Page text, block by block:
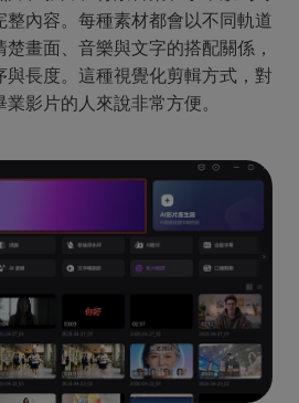
整內容。每種素材都會以不同軌道
畫面、音樂與文字的搭配關係，
長度。這種視覺化剪輯方式，對
影片的人來說非常方便。